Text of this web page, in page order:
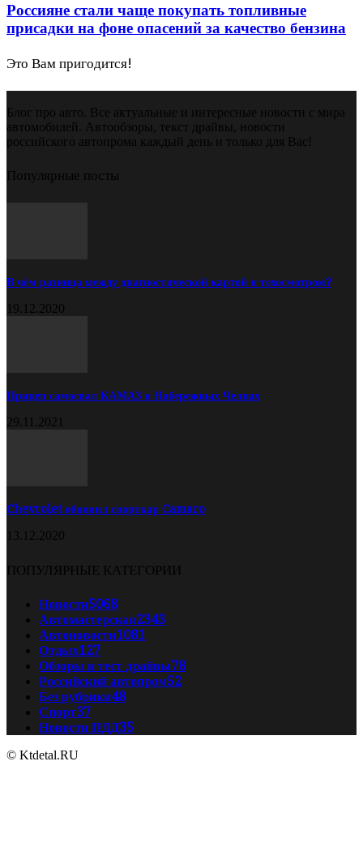
Россияне стали чаще покупать топливные
присадки на фоне опасений за качество бензина
Это Вам пригодится!
Блог про авто. Все актуальные и интересные новости с мира
автомобилей. Автообзоры, текст драйвы, новости
российского автопрома каждый день и только для Вас!
Популярные посты
В чём разница между диагностической картой и техосмотром?
19.12.2020
Прицеп самосвал КАМАЗ в Набережных Челнах
29.11.2021
Chevrolet обновил спорткар Camaro
13.12.2020
ПОПУЛЯРНЫЕ КАТЕГОРИИ
Новости5068
Автомастерская2343
Автоновости1081
Отдых127
Обзоры и тест драйвы78
Российский автопром52
Без рубрики48
Спорт37
Новости ПДД35
© Ktdetal.RU